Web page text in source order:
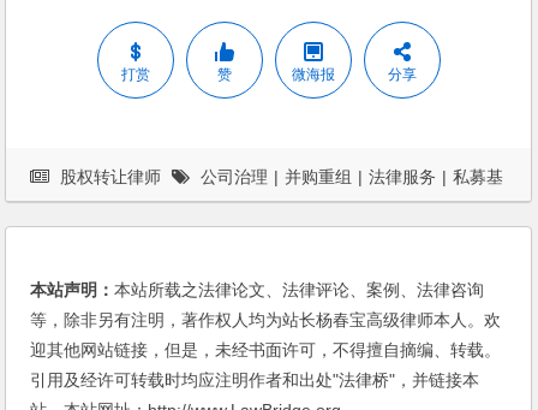
打赏 赞 微海报 分享
股权转让律师 公司治理 | 并购重组 | 法律服务 | 私募基
本站声明：本站所载之法律论文、法律评论、案例、法律咨询
等，除非另有注明，著作权人均为站长杨春宝高级律师本人。欢
迎其他网站链接，但是，未经书面许可，不得擅自摘编、转载。
引用及经许可转载时均应注明作者和出处"法律桥"，并链接本